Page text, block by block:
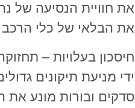
את חוויית הנסיעה של
את הבלאי של כלי הרכב
חיסכון בעלויות –
ידי מניעת תיקונים
סדקים ובורות מונע את